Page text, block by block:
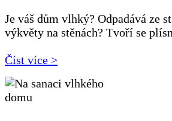
Je váš dům vlhký? Odpadává ze
výkvěty na stěnách? Tvoří se
Číst více >